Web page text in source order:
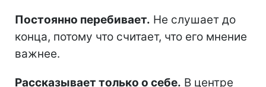
Постоянно перебивает. Не слушает до
конца, потому что считает, что его мнение
важнее.
Рассказывает только о себе. В центре